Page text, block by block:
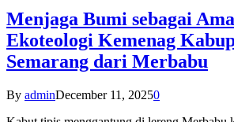
Menjaga Bumi sebagai
Ekoteologi Kemenag
Semarang dari Merbabu
By adminDecember 11, 20250